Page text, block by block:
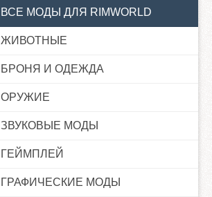
ВСЕ МОДЫ ДЛЯ RIMWORLD
ЖИВОТНЫЕ
БРОНЯ И ОДЕЖДА
ОРУЖИЕ
ЗВУКОВЫЕ МОДЫ
ГЕЙМПЛЕЙ
ГРАФИЧЕСКИЕ МОДЫ